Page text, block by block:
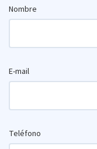
Nombre
E-mail
Teléfono